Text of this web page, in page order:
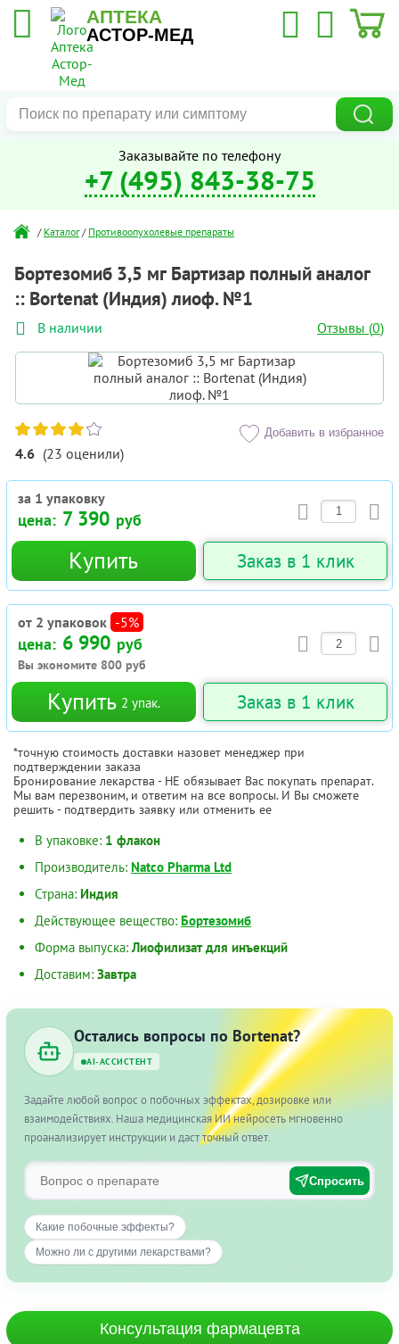
АПТЕКА
АСТОР-МЕД
Заказывайте по телефону
+7 (495) 843-38-75
/ Каталог / Противоопухолевые препараты
Бортезомиб 3,5 мг Бартизар полный аналог
:: Bortenat (Индия) лиоф. №1
В наличии Отзывы (0)
4.6 (23 оценили)
Добавить в избранное
за 1 упаковку
цена: 7 390 руб
Купить Заказ в 1 клик
от 2 упаковок -5%
цена: 6 990 руб
Вы экономите 800 руб
Купить 2 упак. Заказ в 1 клик
*точную стоимость доставки назовет менеджер при
подтверждении заказа
Бронирование лекарства - НЕ обязывает Вас покупать препарат.
Мы вам перезвоним, и ответим на все вопросы. И Вы сможете
решить - подтвердить заявку или отменить ее
В упаковке: 1 флакон
Производитель: Natco Pharma Ltd
Страна: Индия
Действующее вещество: Бортезомиб
Форма выпуска:Лиофилизат для инъекций
Доставим: Завтра
Остались вопросы по Bortenat?
AI-АССИСТЕНТ
Задайте любой вопрос о побочных эффектах, дозировке или
взаимодействиях. Наша медицинская ИИ нейросеть мгновенно
проанализирует инструкции и даст точный ответ.
Спросить
Какие побочные эффекты?
Можно ли с другими лекарствами?
Консультация фармацевта